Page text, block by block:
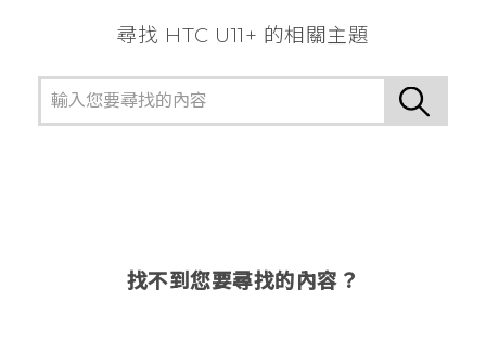
尋找 HTC U11+ 的相關主題
找不到您要尋找的內容？